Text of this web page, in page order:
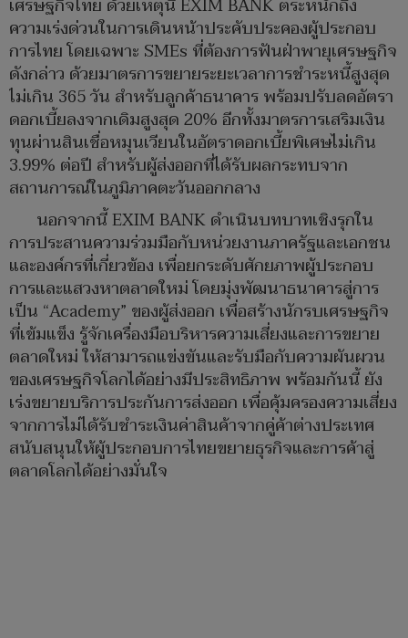
เศรษฐกิจไทย ด้วยเหตุนี้ EXIM BANK ตระหนักถึง
ความเร่งด่วนในการเดินหน้าประคับประคองผู้ประกอบ
การไทย โดยเฉพาะ SMEs ที่ต้องการฟันฝ่าพายุเศรษฐกิจ
ดังกล่าว ด้วยมาตรการขยายระยะเวลาการชำระหนี้สูงสุด
ไม่เกิน 365 วัน สำหรับลูกค้าธนาคาร พร้อมปรับลดอัตรา
ดอกเบี้ยลงจากเดิมสูงสุด 20% อีกทั้งมาตรการเสริมเงิน
ทุนผ่านสินเชื่อหมุนเวียนในอัตราดอกเบี้ยพิเศษไม่เกิน
3.99% ต่อปี สำหรับผู้ส่งออกที่ได้รับผลกระทบจาก
สถานการณ์ในภูมิภาคตะวันออกกลาง
นอกจากนี้ EXIM BANK ดำเนินบทบาทเชิงรุกใน
การประสานความร่วมมือกับหน่วยงานภาครัฐและเอกชน
และองค์กรที่เกี่ยวข้อง เพื่อยกระดับศักยภาพผู้ประกอบ
การและแสวงหาตลาดใหม่ โดยมุ่งพัฒนาธนาคารสู่การ
เป็น “Academy” ของผู้ส่งออก เพื่อสร้างนักรบเศรษฐกิจ
ที่เข้มแข็ง รู้จักเครื่องมือบริหารความเสี่ยงและการขยาย
ตลาดใหม่ ให้สามารถแข่งขันและรับมือกับความผันผวน
ของเศรษฐกิจโลกได้อย่างมีประสิทธิภาพ พร้อมกันนี้ ยัง
เร่งขยายบริการประกันการส่งออก เพื่อคุ้มครองความเสี่ยง
จากการไม่ได้รับชำระเงินค่าสินค้าจากคู่ค้าต่างประเทศ
สนับสนุนให้ผู้ประกอบการไทยขยายธุรกิจและการค้าสู่
ตลาดโลกได้อย่างมั่นใจ